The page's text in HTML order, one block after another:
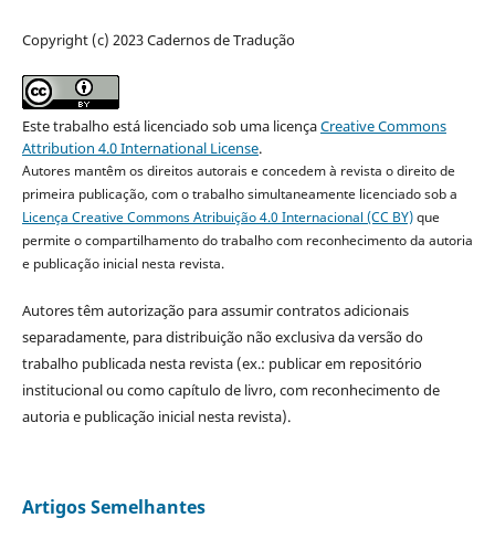
Copyright (c) 2023 Cadernos de Tradução
Este trabalho está licenciado sob uma licençaCreative Commons
Attribution 4.0 International License.
Autores mantêm os direitos autorais e concedem à revista o direito de
primeira publicação, com o trabalho simultaneamente licenciado sob a
Licença Creative Commons Atribuição 4.0 Internacional (CC BY)que
permite o compartilhamento do trabalho com reconhecimento da autoria
e publicação inicial nesta revista.
Autores têm autorização para assumir contratos adicionais
separadamente, para distribuição não exclusiva da versão do
trabalho publicada nesta revista (ex.: publicar em repositório
institucional ou como capítulo de livro, com reconhecimento de
autoria e publicação inicial nesta revista).
Artigos Semelhantes